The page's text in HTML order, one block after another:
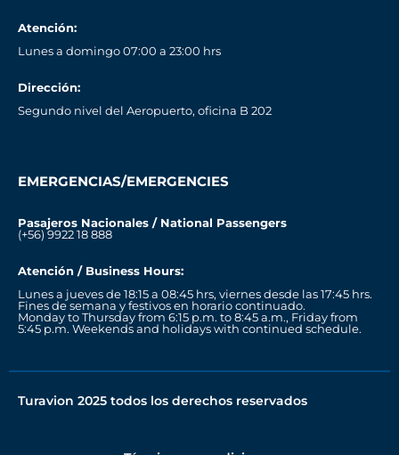
Atención:
Lunes a domingo 07:00 a 23:00 hrs
Dirección:
Segundo nivel del Aeropuerto, oficina B 202
EMERGENCIAS/EMERGENCIES
Pasajeros Nacionales / National Passengers
(+56) 9922 18 888
Atención / Business Hours:
Lunes a jueves de 18:15 a 08:45 hrs, viernes desde las 17:45 hrs.
Fines de semana y festivos en horario continuado.
Monday to Thursday from 6:15 p.m. to 8:45 a.m., Friday from
5:45 p.m. Weekends and holidays with continued schedule.
Turavion 2025 todos los derechos reservados